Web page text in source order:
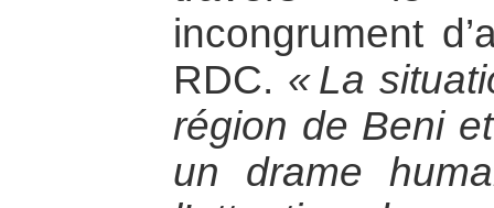
incongrument
RDC. « La
région de Beni
un drame